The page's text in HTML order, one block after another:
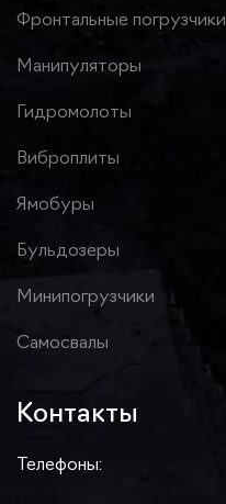
Фронтальные погрузчики
Манипуляторы
Гидромолоты
Виброплиты
Ямобуры
Бульдозеры
Минипогрузчики
Самосвалы
Контакты
Телефоны: